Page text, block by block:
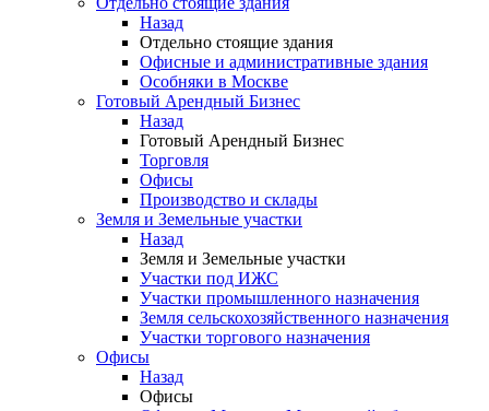
Назад
Отдельно стоящие здания
Офисные и административные здания
Особняки в Москве
Готовый Арендный Бизнес
Назад
Готовый Арендный Бизнес
Торговля
Офисы
Производство и склады
Земля и Земельные участки
Назад
Земля и Земельные участки
Участки под ИЖС
Участки промышленного назначения
Земля сельскохозяйственного назначения
Участки торгового назначения
Офисы
Назад
Офисы